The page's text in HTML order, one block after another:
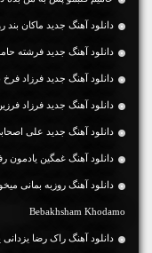
دانلود آهنگ جديد ماکان بند
دانلود آهنگ جديد فرشته
دانلود آهنگ جديد فرزاد فرخ نور با 2 کیفیت و
دانلود آهنگ جديد فرزاد فرزین کلبه با 2
دانلود آهنگ جديد علی اصحابی سیگار با 2
دانلود آهنگ غمگین یادمون
Bebakhsham Khodamo
دانلود آهنگ راک رضا یزدانی